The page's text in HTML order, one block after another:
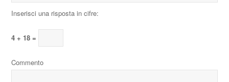
Inserisci una risposta in cifre:
4 + 18 =
Commento